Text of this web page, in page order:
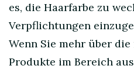
es, die Haarfarbe zu
Verpflichtungen
Wenn Sie mehr über
Produkte im Bereich